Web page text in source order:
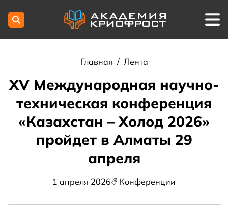
Главная / Лента
XV Международная научно-
техническая конференция
«Казахстан – Холод 2026»
пройдет в Алматы 29
апреля
1 апреля 2026 Конференции